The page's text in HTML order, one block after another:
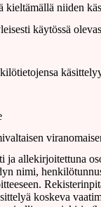
kieltämällä niiden
käytössä
ja allekirjoitettuna
nimi,
koskeva